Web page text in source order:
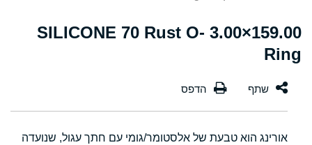
159.00×3.00 SILICONE 70 Rust O-
Ring
אורינג הוא טבעת של אלסטומר/גומי עם חתך עגול, שנועדה